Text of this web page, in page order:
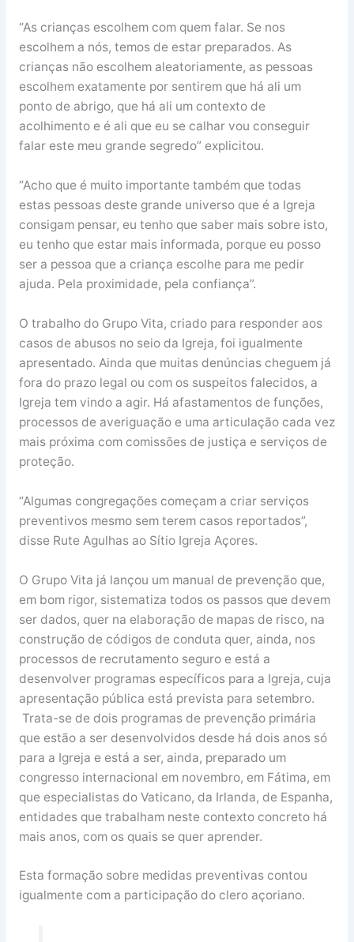
“As crianças escolhem com quem falar. Se nos
escolhem a nós, temos de estar preparados. As
crianças não escolhem aleatoriamente, as pessoas
escolhem exatamente por sentirem que há ali um
ponto de abrigo, que há ali um contexto de
acolhimento e é ali que eu se calhar vou conseguir
falar este meu grande segredo” explicitou.
“Acho que é muito importante também que todas
estas pessoas deste grande universo que é a Igreja
consigam pensar, eu tenho que saber mais sobre isto,
eu tenho que estar mais informada, porque eu posso
ser a pessoa que a criança escolhe para me pedir
ajuda. Pela proximidade, pela confiança”.
O trabalho do Grupo Vita, criado para responder aos
casos de abusos no seio da Igreja, foi igualmente
apresentado. Ainda que muitas denúncias cheguem já
fora do prazo legal ou com os suspeitos falecidos, a
Igreja tem vindo a agir. Há afastamentos de funções,
processos de averiguação e uma articulação cada vez
mais próxima com comissões de justiça e serviços de
proteção.
“Algumas congregações começam a criar serviços
preventivos mesmo sem terem casos reportados”,
disse Rute Agulhas ao Sítio Igreja Açores.
O Grupo Vita já lançou um manual de prevenção que,
em bom rigor, sistematiza todos os passos que devem
ser dados, quer na elaboração de mapas de risco, na
construção de códigos de conduta quer, ainda, nos
processos de recrutamento seguro e está a
desenvolver programas específicos para a Igreja, cuja
apresentação pública está prevista para setembro.
Trata-se de dois programas de prevenção primária
que estão a ser desenvolvidos desde há dois anos só
para a Igreja e está a ser, ainda, preparado um
congresso internacional em novembro, em Fátima, em
que especialistas do Vaticano, da Irlanda, de Espanha,
entidades que trabalham neste contexto concreto há
mais anos, com os quais se quer aprender.
Esta formação sobre medidas preventivas contou
igualmente com a participação do clero açoriano.